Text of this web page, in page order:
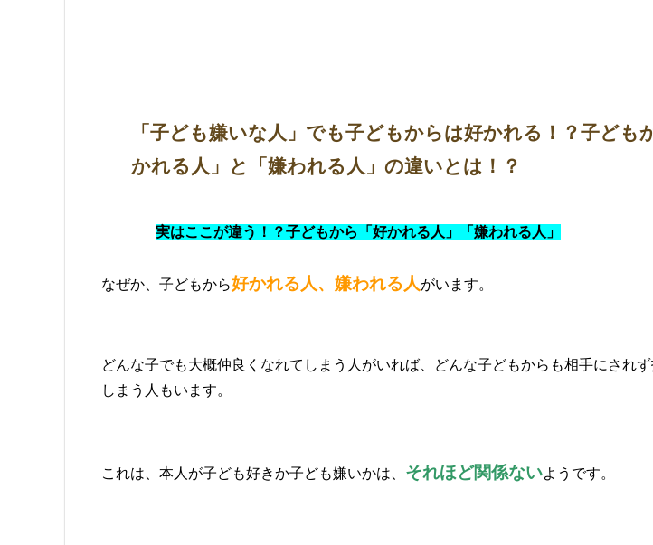
「子ども嫌いな人」でも子どもからは好かれる！？子ども
かれる人」と「嫌われる人」の違いとは！？
実はここが違う！？子どもから「好かれる人」「嫌われる人」
なぜか、子どもから好かれる人、嫌われる人がいます。
どんな子でも大概仲良くなれてしまう人がいれば、どんな子どもからも相手にされ
しまう人もいます。
これは、本人が子ども好きか子ども嫌いかは、 それほど関係ないようです。